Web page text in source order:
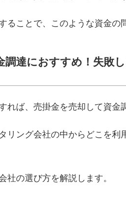
ることで、このような資金の
調達におすすめ！失敗
れば、売掛金を売却して資金
リング会社の中からどこを
社の選び方を解説します。